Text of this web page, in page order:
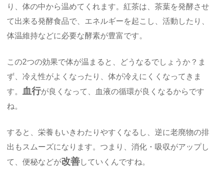
り、体の中から温めてくれます。紅茶は、茶葉を発酵させ
て出来る発酵食品で、エネルギーを起こし、活動したり、
体温維持などに必要な酵素が豊富です。
この2つの効果で体が温まると、どうなるでしょうか？ま
ず、冷え性がよくなったり、体が冷えにくくなってきま
す。 血行が良くなって、血液の循環が良くなるからです
ね。
すると、栄養もいきわたりやすくなるし、逆に老廃物の排
出もスムーズになります。つまり、消化・吸収がアップし
て、便秘などが改善していくんですね。